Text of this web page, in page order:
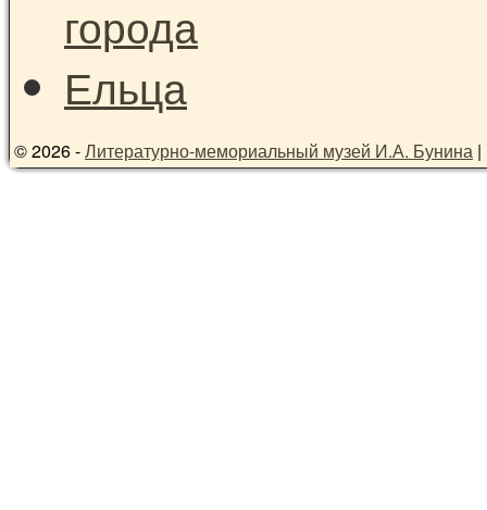
© 2026 -Литературно-мемориальный музей И.А. Бунина |